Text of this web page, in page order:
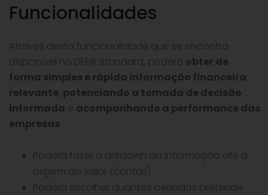
Funcionalidades
Através desta funcionalidade que se encontra
disponível no DEFIR Standard, poderá obter de
forma simples e rápida informação financeira
relevante, potenciando a tomada de decisão
informada e acompanhando a performance das
empresas
Poderá fazer o drilldown da informação até à
origem do valor (contas)
Poderá escolher quantos períodos pretende